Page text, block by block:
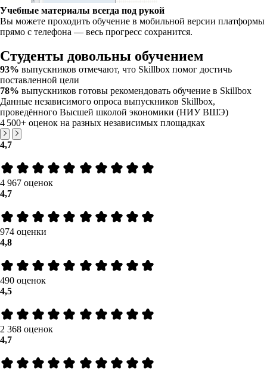
Учебные материалы всегда под рукой
Вы можете проходить обучение в мобильной версии платформы
прямо с телефона — весь прогресс сохранится.
Студенты довольны обучением
93% выпускников отмечают, что Skillbox помог достичь
поставленной цели
78% выпускников готовы рекомендовать обучение в Skillbox
Данные независимого опроса выпускников Skillbox,
проведённого Высшей школой экономики (НИУ ВШЭ)
4 500+ оценок на разных независимых площадках
4,7
4 967 оценок
4,7
974 оценки
4,8
490 оценок
4,5
2 368 оценок
4,7